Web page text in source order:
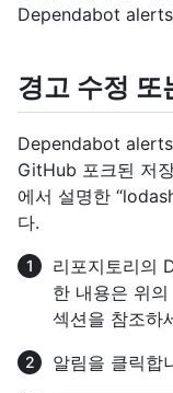
Dependabot
경고 수정
Dependabot alerts
GitHub 포크된 저
에서 설명한
다.
리포지토리의
한 내용은 위의
섹션을 참조하
알림을 클릭합